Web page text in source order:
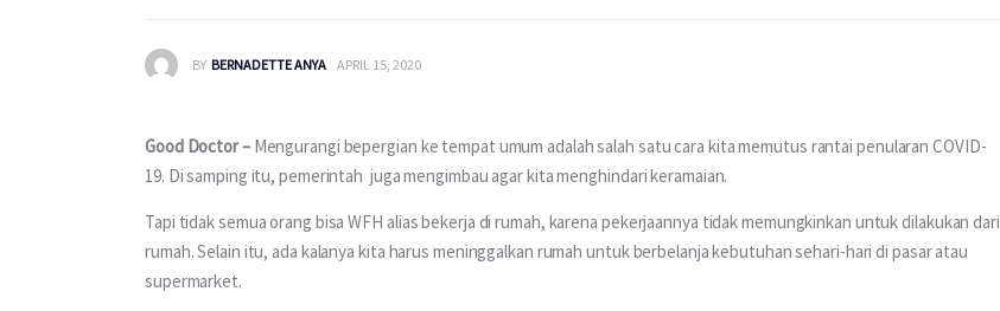
BY BERNADETTE ANYA APRIL 15, 2020
Good Doctor – Mengurangi bepergian ke tempat umum adalah salah satu cara kita memutus rantai penularan COVID-
19. Di samping itu, pemerintah  juga mengimbau agar kita menghindari keramaian.
Tapi tidak semua orang bisa WFH alias bekerja di rumah, karena pekerjaannya tidak memungkinkan untuk dilakukan dari
rumah. Selain itu, ada kalanya kita harus meninggalkan rumah untuk berbelanja kebutuhan sehari-hari di pasar atau
supermarket.